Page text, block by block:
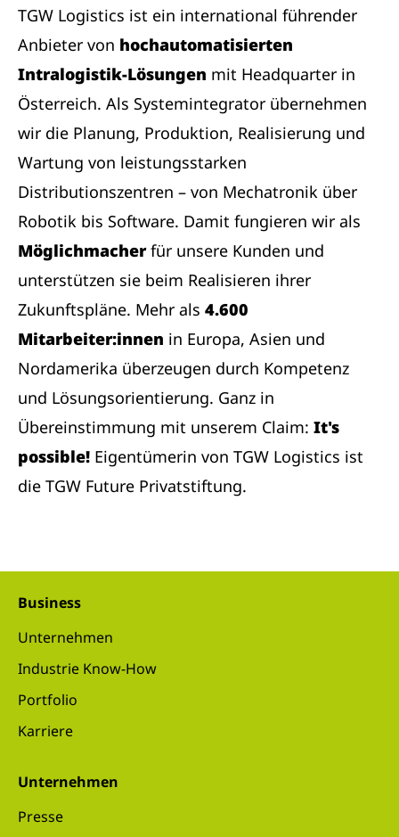
TGW Logistics ist ein international führender
Anbieter von hochautomatisierten
Intralogistik-Lösungen mit Headquarter in
Österreich. Als Systemintegrator übernehmen
wir die Planung, Produktion, Realisierung und
Wartung von leistungsstarken
Distributionszentren – von Mechatronik über
Robotik bis Software. Damit fungieren wir als
Möglichmacherfür unsere Kunden und
unterstützen sie beim Realisieren ihrer
Zukunftspläne. Mehr als 4.600
Mitarbeiter:innen in Europa, Asien und
Nordamerika überzeugen durch Kompetenz
und Lösungsorientierung. Ganz in
Übereinstimmung mit unserem Claim: It's
possible! Eigentümerin von TGW Logistics ist
die TGW Future Privatstiftung.
Business
Unternehmen
Industrie Know-How
Portfolio
Karriere
Unternehmen
Presse